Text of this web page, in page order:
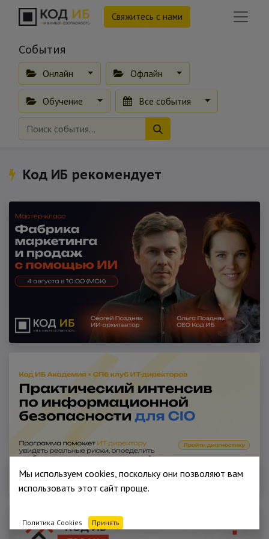
Свяжитесь с нами
События
Онлайн Офлайн
Обучение Все события
Код ИБ рекомендует
Мы используем cookies, поскольку они позволяют вам
использовать этот сайт проще.
Политика Cookies Принять